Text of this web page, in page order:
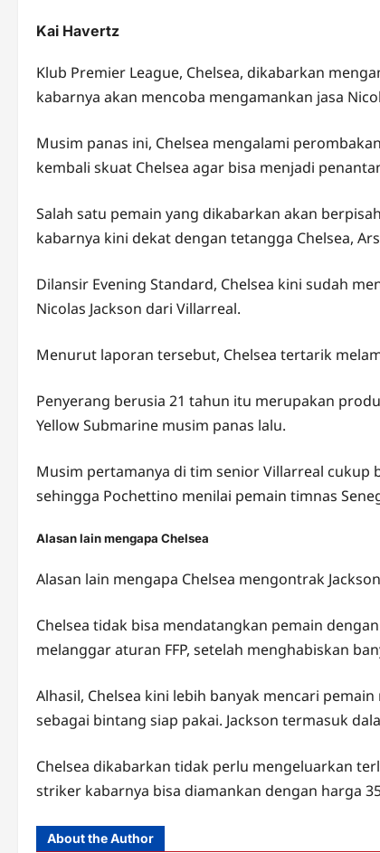
Kai Havertz
Klub Premier League, Chelsea, dikabarkan
kabarnya akan mencoba mengamankan jasa
Musim panas ini, Chelsea mengalami
kembali skuat Chelsea agar bisa menjadi
Salah satu pemain yang dikabarkan akan
kabarnya kini dekat dengan tetangga Chelsea,
Dilansir Evening Standard, Chelsea kini sudah
Nicolas Jackson dari Villarreal.
Menurut laporan tersebut, Chelsea tertarik
Penyerang berusia 21 tahun itu merupakan
Yellow Submarine musim panas lalu.
Musim pertamanya di tim senior Villarreal cukup
sehingga Pochettino menilai pemain timnas
Alasan lain mengapa Chelsea
Alasan lain mengapa Chelsea mengontrak
Chelsea tidak bisa mendatangkan pemain
melanggar aturan FFP, setelah menghabiskan
Alhasil, Chelsea kini lebih banyak mencari
sebagai bintang siap pakai. Jackson termasuk
Chelsea dikabarkan tidak perlu mengeluarkan
striker kabarnya bisa diamankan dengan harga
About the Author